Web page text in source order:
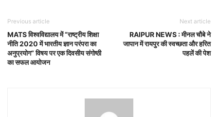
Previous article
MATS विश्वविद्यालय में “राष्ट्रीय शिक्षा
नीति 2020 में भारतीय ज्ञान परंपरा का
अनुप्रयोग” विषय पर एक दिवसीय संगोष्ठी
का सफल आयोजन
Next article
RAIPUR NEWS : मीनल चौबे ने
जापान में रायपुर की स्वच्छता और हरित
पहलें की पेश